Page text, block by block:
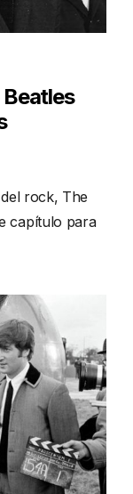
rock, The
capítulo para